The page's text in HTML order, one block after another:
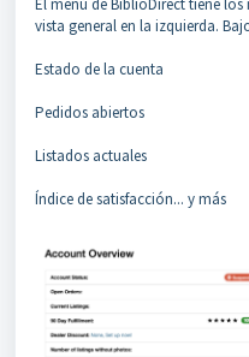
El menú de BiblioDirect tiene
vista general en la izquierda.
Estado de la cuenta
Pedidos abiertos
Listados actuales
Índice de satisfacción... y más